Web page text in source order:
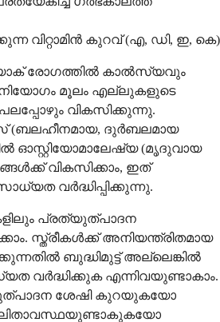
വിറ്റാമിൻ കുറവ് (എ, ഡി, ഇ, കെ)
രോഗത്തിൽ കാൽസ്യവും
മൂലം എല്ലുകളുടെ
വികസിക്കുന്നു.
(ബലഹീനമായ, ദുർബലമായ
ഓസ്റ്റിയോമാലേഷ്യ (മൃദുവായ
വികസിക്കാം, ഇത്
വർദ്ധിപ്പിക്കുന്നു.
പ്രത്യുത്പാദന
സ്ത്രീകൾക്ക് അനിയന്ത്രിതമായ
ബുദ്ധിമുട്ട് അല്ലെങ്കിൽ
വർദ്ധിക്കുക എന്നിവയുണ്ടാകാം.
ശേഷി കുറയുകയോ